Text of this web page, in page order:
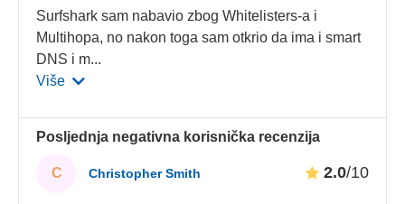
Surfshark sam nabavio zbog Whitelisters-a i
Multihopa, no nakon toga sam otkrio da ima i smart
DNS i m...
Više
Posljednja negativna korisnička recenzija
C Christopher Smith 2.0/10